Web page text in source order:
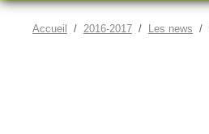
Accueil 2016-2017 Les news